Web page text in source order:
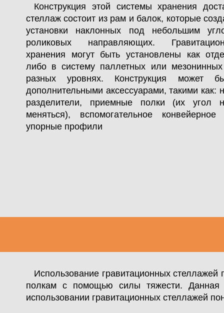
Конструкция этой системы хранения
стеллаж состоит из рам и балок, которые
установки наклонных под небольшим
роликовых направляющих.
хранения могут быть установлены как
либо в систему паллетных или
разных уровнях. Конструкция может
дополнительными аксессуарами, такими
разделители, приемные полки (их угол
меняться), вспомогательное конвейерное
упорные профили
Использование гравитационных
полкам с помощью силы тяжести. Данная
использовании гравитационных стеллажей